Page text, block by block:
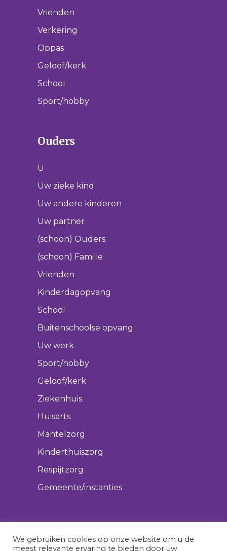
Vrienden
Verkering
Oppas
Geloof/kerk
School
Sport/hobby
Ouders
U
Uw zieke kind
Uw andere kinderen
Uw partner
(schoon) Ouders
(schoon) Familie
Vrienden
Kinderdagopvang
School
Buitenschoolse opvang
Uw werk
Sport/hobby
Geloof/kerk
Ziekenhuis
Huisarts
Mantelzorg
Kinderthuiszorg
Respijtzorg
Gemeente/instanties
We gebruiken cookies op onze website om u de
meest relevante ervaring te bieden door uw